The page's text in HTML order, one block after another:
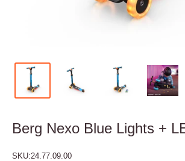
Berg Nexo Blue Lights +
SKU:24.77.09.00